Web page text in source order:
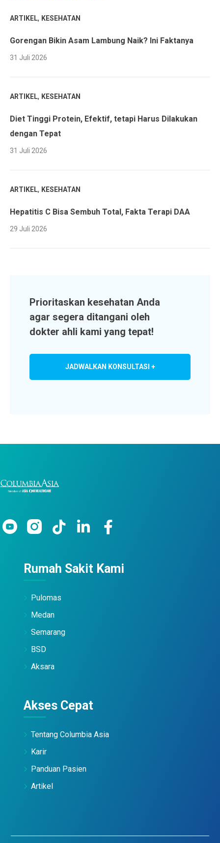
ARTIKEL, KESEHATAN
Gorengan Bikin Asam Lambung Naik? Ini Faktanya
31 Juli 2026
ARTIKEL, KESEHATAN
Diet Tinggi Protein, Efektif, tetapi Harus Dilakukan
dengan Tepat
31 Juli 2026
ARTIKEL, KESEHATAN
Hepatitis C Bisa Sembuh Total, Fakta Terapi DAA
29 Juli 2026
Prioritaskan kesehatan Anda
agar segera ditangani oleh
dokter ahli kami yang tepat!
JADWALKAN KONSULTASI +
Rumah Sakit Kami
Pulomas
Medan
Semarang
BSD
Aksara
Akses Cepat
Tentang Columbia Asia
Karir
Panduan Pasien
Artikel